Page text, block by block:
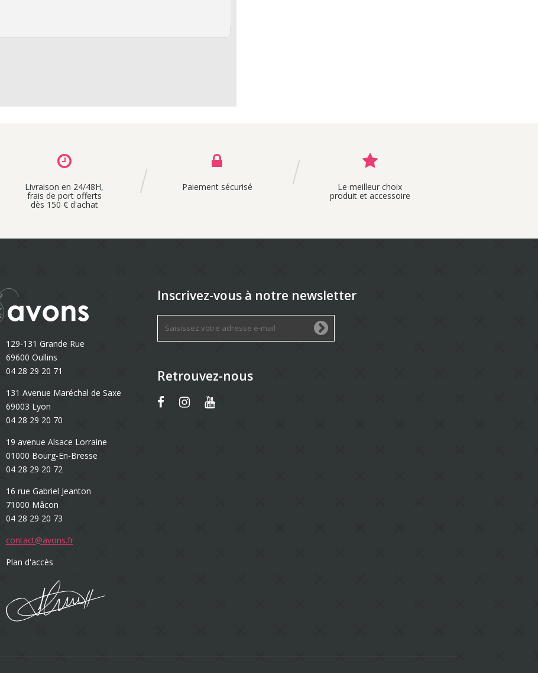
Livraison en 24/48H,
frais de port offerts
dès 150 € d'achat
Paiement sécurisé Le meilleur choix
produit et accessoire
129-131 Grande Rue
69600 Oullins
04 28 29 20 71
131 Avenue Maréchal de Saxe
69003 Lyon
04 28 29 20 70
19 avenue Alsace Lorraine
01000 Bourg-En-Bresse
04 28 29 20 72
16 rue Gabriel Jeanton
71000 Mâcon
04 28 29 20 73
contact@avons.fr
Plan d'accès
Inscrivez-vous à notre newsletter
Retrouvez-nous